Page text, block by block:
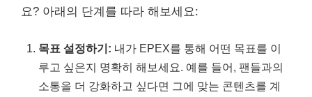
요? 아래의 단계를 따라 해보세요:
목표 설정하기: 내가 EPEX를 통해 어떤 목표를 이
루고 싶은지 명확히 해보세요. 예를 들어, 팬들과의
소통을 더 강화하고 싶다면 그에 맞는 콘텐츠를 계